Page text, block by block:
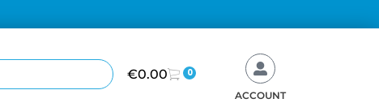
€0.00
0
ACCOUNT